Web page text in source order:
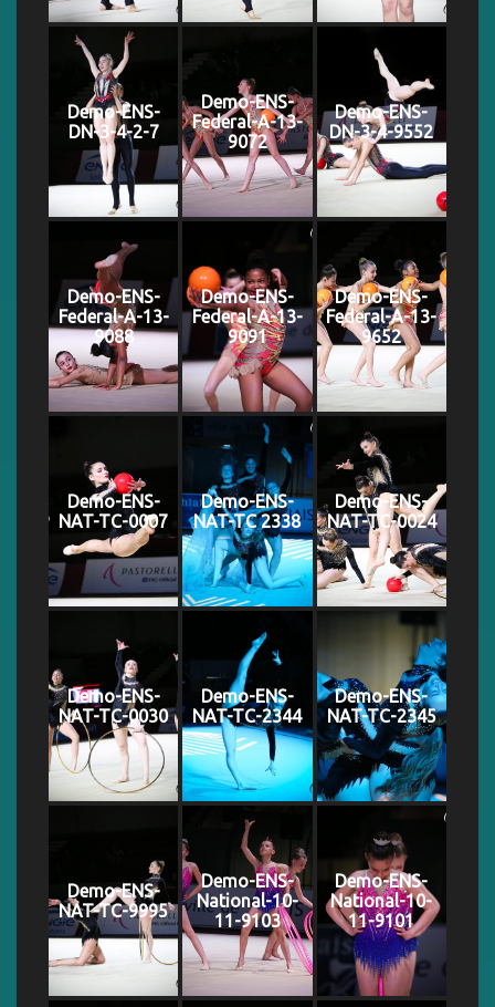
Demo-ENS-
DN-3-4-2-7
Demo-ENS-
Federal-A-13-
9072
Demo-ENS-
DN-3-4-9552
Demo-ENS-
Federal-A-13-
9088
Demo-ENS-
Federal-A-13-
9091
Demo-ENS-
Federal-A-13-
9652
Demo-ENS-
NAT-TC-0007
Demo-ENS-
NAT-TC 2338
Demo-ENS-
NAT-TC-0024
Demo-ENS-
NAT-TC-0030
Demo-ENS-
NAT-TC-2344
Demo-ENS-
NAT-TC-2345
Demo-ENS-
NAT-TC-9995
Demo-ENS-
National-10-
11-9103
Demo-ENS-
National-10-
11-9101